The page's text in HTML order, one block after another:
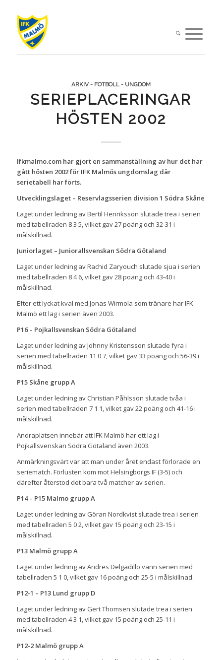
ARKIV - FOTBOLL - UNGDOM
SERIEPLACERINGAR
HÖSTEN 2002
Ifkmalmo.com har gjort en sammanställning av hur det har
gått hösten 2002 för IFK Malmös ungdomslag där
serietabell har förts.
Utvecklingslaget – Reservlagsserien division 1 Södra Skåne
Laget under ledning av Bertil Henriksson slutade trea i serien
med tabellraden 8 3 5, vilket gav 27 poäng och 32-31 i
målskillnad.
Juniorlaget – Juniorallsvenskan Södra Götaland
Laget under ledning av Rachid Zaryouch slutade sjua i serien
med tabellraden 8 4 6, vilket gav 28 poäng och 43-40 i
målskillnad.
Efter ett lyckat kval med Jonas Wirmola som tränare har IFK
Malmö ett lag i serien även 2003.
P16 – Pojkallsvenskan Södra Götaland
Laget under ledning av Johnny Kristensson slutade fyra i
serien med tabellraden 11 0 7, vilket gav 33 poäng och 56-39 i
målskillnad.
P15 Skåne grupp A
Laget under ledning av Christian Påhlsson slutade tvåa i
serien med tabellraden 7 1 1, vilket gav 22 poäng och 41-16 i
målskillnad.
Andraplatsen innebär att IFK Malmö har ett lag i
Pojkallsvenskan Södra Götaland även 2003.
Anmärkningsvärt var att man under året endast förlorade en
seriematch. Förlusten kom mot Helsingborgs IF (3-5) och
därefter återstod det bara två matcher av serien.
P14 – P15 Malmö grupp A
Laget under ledning av Göran Nordkvist slutade trea i serien
med tabellraden 5 0 2, vilket gav 15 poäng och 23-15 i
målskillnad.
P13 Malmö grupp A
Laget under ledning av Andres Delgadillo vann serien med
tabellraden 5 1 0, vilket gav 16 poäng och 25-5 i målskillnad.
P12-1 – P13 Lund grupp D
Laget under ledning av Gert Thomsen slutade trea i serien
med tabellraden 4 3 1, vilket gav 15 poäng och 25-11 i
målskillnad.
P12-2 Malmö grupp A